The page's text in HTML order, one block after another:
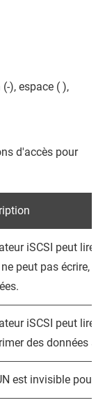
), espace ( ),
d'accès pour
iSCSI peut lire
peut pas écrire,
iSCSI peut lire,
des données
est invisible pour